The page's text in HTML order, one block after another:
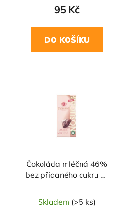
95 Kč
DO KOŠÍKU
Čokoláda mléčná 46%
bez přidaného cukru se
Skladem (>5 ks)